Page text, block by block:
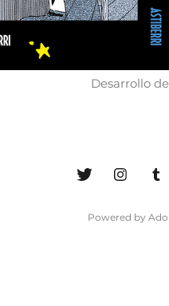
Desarrollo
Powered by